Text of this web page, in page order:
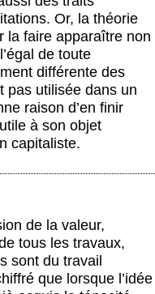
Or, la théorie
la faire apparaître non
de toute
différente des
pas utilisée dans un
raison d’en finir
à son objet
capitaliste.
de la valeur,
tous les travaux,
sont du travail
que lorsque l’idée